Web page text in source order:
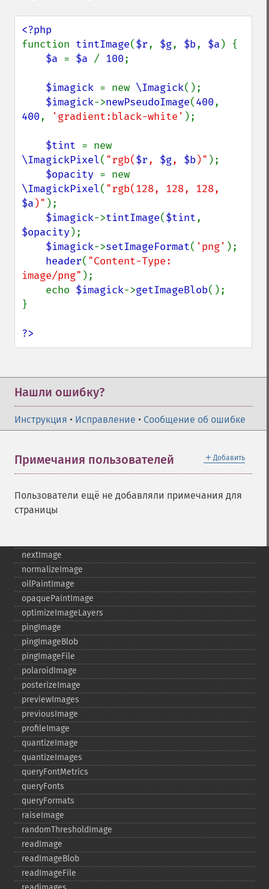
function tintImage($r, $g, $b, $a ) {
$a = $a / 100;
$imagick = new \Imagick();
$imagick->newPseudoImage(400
400, 'gradient:black-white' );
$tint
\ImagickPixel( "rgb($r, $g, $b)" );
$opacity
\ImagickPixel(
$a )" );
$imagick->tintImage($tint
$opacity);
$imagick->setImageFormat( 'png' );
header( "Content-Type:
image/png" );
    echo
$imagick->getImageBlob();
}
?>
Нашли ошибку?
Инструкция • Исправление • Сообщение об ошибке
＋ Добавить
Примечания пользователей
Пользователи ещё не добавляли примечания для
страницы
getPointSize
getQuantum
getQuantumDepth
getRegistry
getReleaseDate
getResource
getSamplingFactors
getSize
getSizeOffset
getVersion
haldClutImage
hasNextImage
hasPreviousImage
identifyFormat
identifyImage
implodeImage
importImagePixels
inverseFourierTransformImage
levelImage
magnifyImage
minifyImage
morphImages
motionBlurImage
negateImage
nextImage
normalizeImage
oilPaintImage
opaquePaintImage
optimizeImageLayers
pingImage
pingImageBlob
pingImageFile
polaroidImage
posterizeImage
previewImages
previousImage
profileImage
quantizeImage
quantizeImages
queryFontMetrics
queryFonts
queryFormats
raiseImage
randomThresholdImage
readImage
readImageBlob
readImageFile